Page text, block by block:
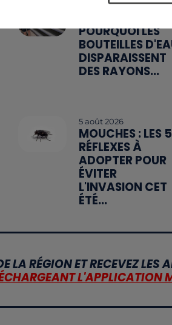
POURQUOI LES
BOUTEILLES
DISPARAISSENT
DES RAYONS...
5 août 2026
MOUCHES : LES 5
RÉFLEXES À
ADOPTER POUR
ÉVITER
L'INVASION CET
ÉTÉ...
LA RÉGION ET RECEVEZ LES
L'APPLICATION